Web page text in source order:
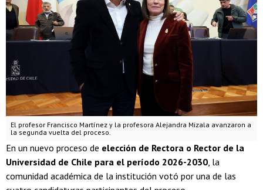
El profesor Francisco Martínez y la profesora Alejandra Mizala avanzaron a
la segunda vuelta del proceso.
En un nuevo proceso de elección de Rectora o Rector de la
Universidad de Chile para el período 2026-2030, la
comunidad académica de la institución votó por una de las